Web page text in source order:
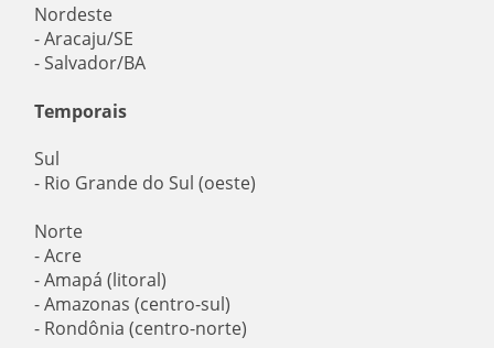
Nordeste
- Aracaju/SE
- Salvador/BA
Temporais
Sul
- Rio Grande do Sul (oeste)
Norte
- Acre
- Amapá (litoral)
- Amazonas (centro-sul)
- Rondônia (centro-norte)